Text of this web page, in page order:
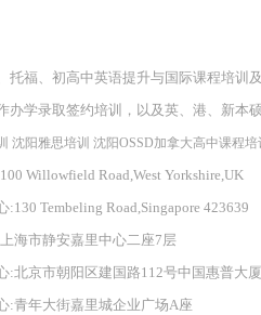
托福、初高中英语提升与国际课程培训
办学录取签约培训，以及英、港、新本
沈阳雅思培训 沈阳OSSD加拿大高中课程培
Willowfield Road,West Yorkshire,UK
Tembeling Road,Singapore 423639
海市静安嘉里中心二座7层
:北京市朝阳区建国路112号中国惠普大厦
:青年大街嘉里城企业广场A座